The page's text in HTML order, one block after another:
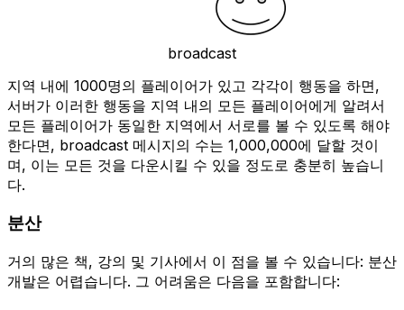
broadcast
지역 내에 1000명의 플레이어가 있고 각각이 행동을 하면,
서버가 이러한 행동을 지역 내의 모든 플레이어에게 알려서
모든 플레이어가 동일한 지역에서 서로를 볼 수 있도록 해야
한다면, broadcast 메시지의 수는 1,000,000에 달할 것이
며, 이는 모든 것을 다운시킬 수 있을 정도로 충분히 높습니
다.
분산
거의 많은 책, 강의 및 기사에서 이 점을 볼 수 있습니다: 분산
개발은 어렵습니다. 그 어려움은 다음을 포함합니다: